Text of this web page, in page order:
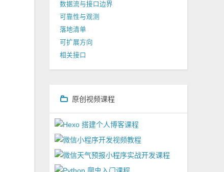
数据流与接口边界
可靠性与观测
落地清单
可扩展方向
相关接口
原创视频课程